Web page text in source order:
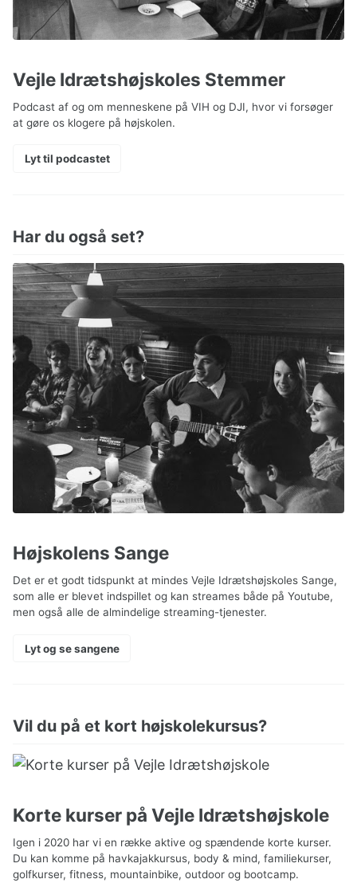
Vejle Idrætshøjskoles Stemmer
Podcast af og om menneskene på VIH og DJI, hvor vi forsøger
at gøre os klogere på højskolen.
Lyt til podcastet
Har du også set?
Højskolens Sange
Det er et godt tidspunkt at mindes Vejle Idrætshøjskoles Sange,
som alle er blevet indspillet og kan streames både på Youtube,
men også alle de almindelige streaming-tjenester.
Lyt og se sangene
Vil du på et kort højskolekursus?
Korte kurser på Vejle Idrætshøjskole
Igen i 2020 har vi en række aktive og spændende korte kurser.
Du kan komme på havkajakkursus, body & mind, familiekurser,
golfkurser, fitness, mountainbike, outdoor og bootcamp.